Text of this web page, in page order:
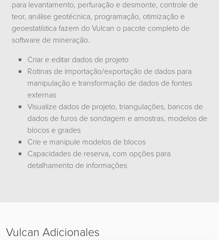
para levantamento, perfuração e desmonte, controle de
teor, análise geotécnica, programação, otimização e
geoestatística fazem do Vulcan o pacote completo de
software de mineração.
Criar e editar dados de projeto
Rotinas de importação/exportação de dados para
manipulação e transformação de dados de fontes
externas
Visualize dados de projeto, triangulações, bancos de
dados de furos de sondagem e amostras, modelos de
blocos e grades
Crie e manipule modelos de blocos
Capacidades de reserva, com opções para
detalhamento de informações
Vulcan Adicionales